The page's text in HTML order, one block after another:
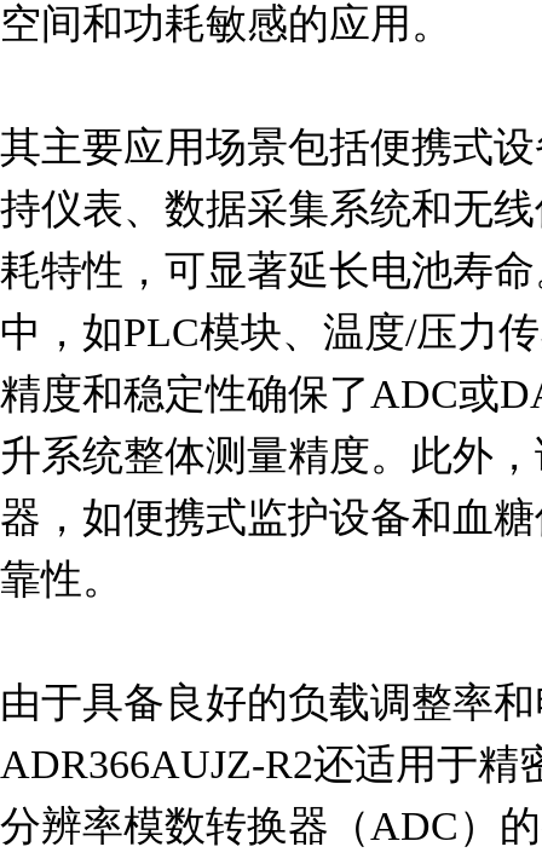
空间和功耗敏感的应用。
其主要应用场景包括便携式
持仪表、数据采集系统和无
耗特性，可显著延长电池寿
中，如PLC模块、温度/压力
精度和稳定性确保了ADC或
升系统整体测量精度。此外
器，如便携式监护设备和血
靠性。
由于具备良好的负载调整率
ADR366AUJZ-R2还适用于
分辨率模数转换器（ADC）